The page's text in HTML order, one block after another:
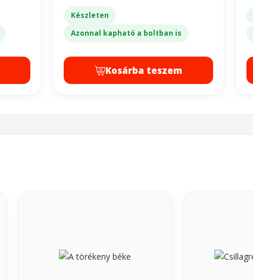
Készleten
Azonnal kapható a boltban is
Kosárba teszem